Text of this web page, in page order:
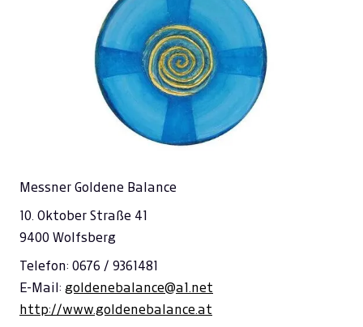
Messner Goldene Balance
10. Oktober Straße 41
9400 Wolfsberg
Telefon: 0676 / 9361481
E-Mail: goldenebalance@a1.net
http://www.goldenebalance.at